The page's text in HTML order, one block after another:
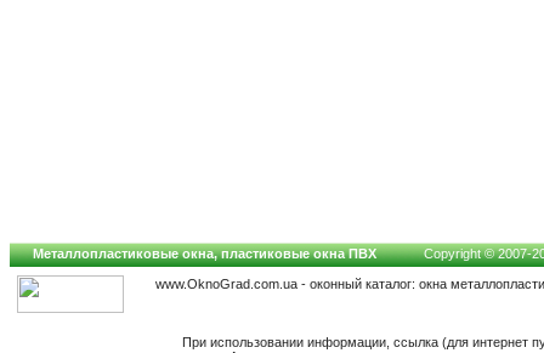
Металлопластиковые окна, пластиковые окна ПВХ Copyright © 2007-
www.OknoGrad.com.ua - оконный каталог: окна
При использовании информации, ссылка (для интернет